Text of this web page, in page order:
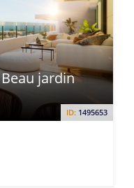
ID: 1495653
jardin